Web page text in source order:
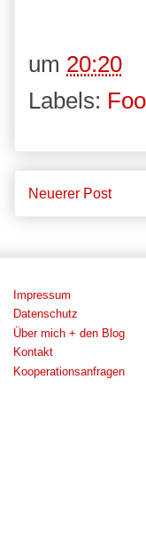
um 20:20
Labels:
Neuerer Post
Impressum
Datenschutz
Über mich + den Blog
Kontakt
Kooperationsanfragen